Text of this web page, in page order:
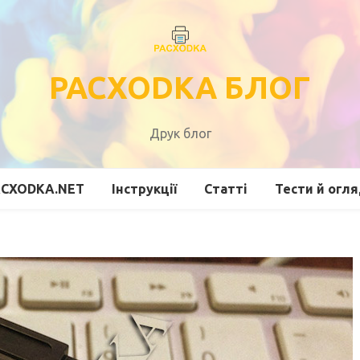
PACXODKA БЛОГ
Друк блог
Інструкції Статті Тести й